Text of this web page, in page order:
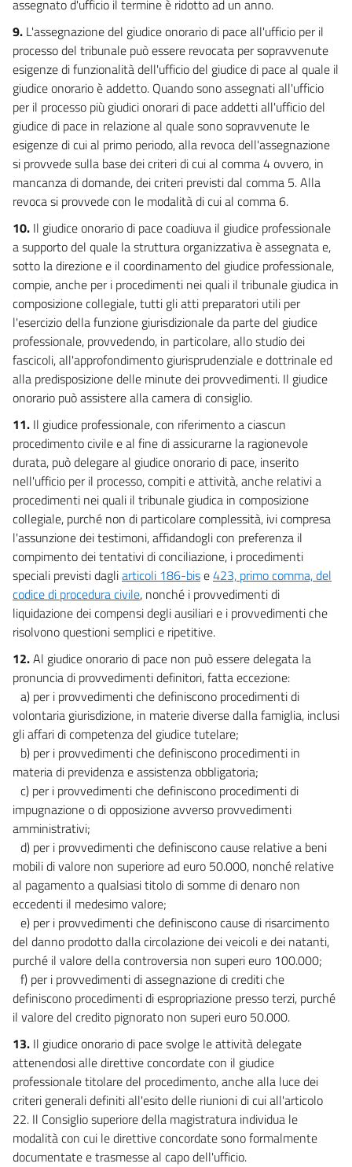
assegnato d'ufficio il termine è ridotto ad un anno.
9. L'assegnazione del giudice onorario di pace all'ufficio per il
processo del tribunale può essere revocata per sopravvenute
esigenze di funzionalità dell'ufficio del giudice di pace al quale il
giudice onorario è addetto. Quando sono assegnati all'ufficio
per il processo più giudici onorari di pace addetti all'ufficio del
giudice di pace in relazione al quale sono sopravvenute le
esigenze di cui al primo periodo, alla revoca dell'assegnazione
si provvede sulla base dei criteri di cui al comma 4 ovvero, in
mancanza di domande, dei criteri previsti dal comma 5. Alla
revoca si provvede con le modalità di cui al comma 6.
10. Il giudice onorario di pace coadiuva il giudice professionale
a supporto del quale la struttura organizzativa è assegnata e,
sotto la direzione e il coordinamento del giudice professionale,
compie, anche per i procedimenti nei quali il tribunale giudica in
composizione collegiale, tutti gli atti preparatori utili per
l'esercizio della funzione giurisdizionale da parte del giudice
professionale, provvedendo, in particolare, allo studio dei
fascicoli, all'approfondimento giurisprudenziale e dottrinale ed
alla predisposizione delle minute dei provvedimenti. Il giudice
onorario può assistere alla camera di consiglio.
11. Il giudice professionale, con riferimento a ciascun
procedimento civile e al fine di assicurarne la ragionevole
durata, può delegare al giudice onorario di pace, inserito
nell'ufficio per il processo, compiti e attività, anche relativi a
procedimenti nei quali il tribunale giudica in composizione
collegiale, purché non di particolare complessità, ivi compresa
l'assunzione dei testimoni, affidandogli con preferenza il
compimento dei tentativi di conciliazione, i procedimenti
speciali previsti dagliarticoli 186-bise423, primo comma, del
codice di procedura civile, nonché i provvedimenti di
liquidazione dei compensi degli ausiliari e i provvedimenti che
risolvono questioni semplici e ripetitive.
12.Al giudice onorario di pace non può essere delegata la
pronuncia di provvedimenti definitori, fatta eccezione:
a) per i provvedimenti che definiscono procedimenti di
volontaria giurisdizione, in materie diverse dalla famiglia, inclusi
gli affari di competenza del giudice tutelare;
b) per i provvedimenti che definiscono procedimenti in
materia di previdenza e assistenza obbligatoria;
c) per i provvedimenti che definiscono procedimenti di
impugnazione o di opposizione avverso provvedimenti
amministrativi;
d) per i provvedimenti che definiscono cause relative a beni
mobili di valore non superiore ad euro 50.000, nonché relative
al pagamento a qualsiasi titolo di somme di denaro non
eccedenti il medesimo valore;
e) per i provvedimenti che definiscono cause di risarcimento
del danno prodotto dalla circolazione dei veicoli e dei natanti,
purché il valore della controversia non superi euro 100.000;
f) per i provvedimenti di assegnazione di crediti che
definiscono procedimenti di espropriazione presso terzi, purché
il valore del credito pignorato non superi euro 50.000.
13. Il giudice onorario di pace svolge le attività delegate
attenendosi alle direttive concordate con il giudice
professionale titolare del procedimento, anche alla luce dei
criteri generali definiti all'esito delle riunioni di cui all'articolo
22. Il Consiglio superiore della magistratura individua le
modalità con cui le direttive concordate sono formalmente
documentate e trasmesse al capo dell'ufficio.